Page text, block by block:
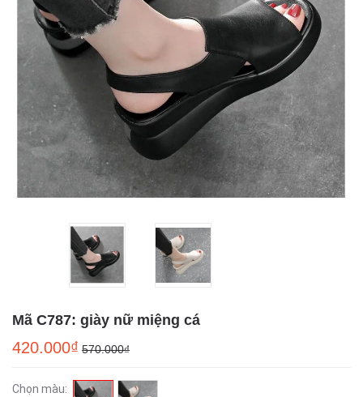
Mã C787: giày nữ miệng cá
420.000₫ 570.000₫
Chọn màu: